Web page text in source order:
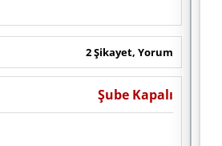
2 Şikayet, Yorum
Şube Kapalı